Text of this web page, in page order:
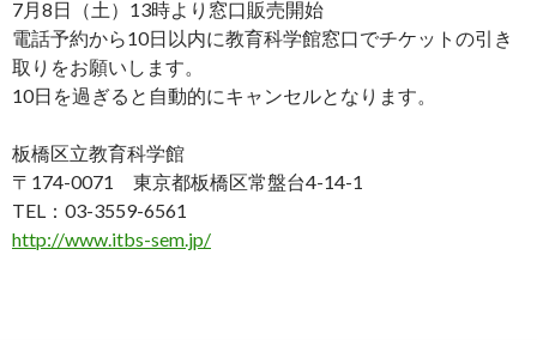
7月8日（土）13時より窓口販売開始
電話予約から10日以内に教育科学館窓口でチケットの引き
取りをお願いします。
10日を過ぎると自動的にキャンセルとなります。
板橋区立教育科学館
〒174-0071 東京都板橋区常盤台4-14-1
TEL：03-3559-6561
http://www.itbs-sem.jp/